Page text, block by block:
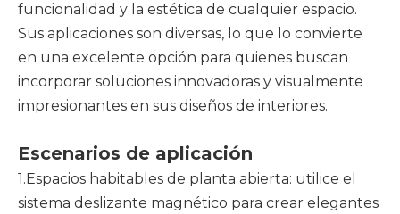
funcionalidad y la estética de cualquier espacio.
Sus aplicaciones son diversas, lo que lo convierte
en una excelente opción para quienes buscan
incorporar soluciones innovadoras y visualmente
impresionantes en sus diseños de interiores.
Escenarios de aplicación
1.Espacios habitables de planta abierta: utilice el
sistema deslizante magnético para crear elegantes